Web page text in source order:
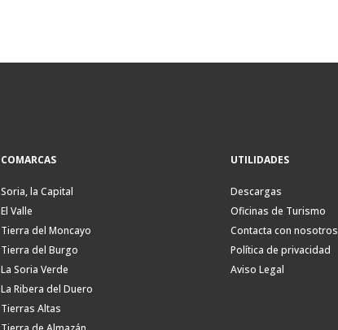
COMARCAS
Soria, la Capital
El Valle
Tierra del Moncayo
Tierra del Burgo
La Soria Verde
La Ribera del Duero
Tierras Altas
UTILIDADES
Descargas
Oficinas de Turismo
Contacta con nosotros
Política de privacidad
Aviso Legal